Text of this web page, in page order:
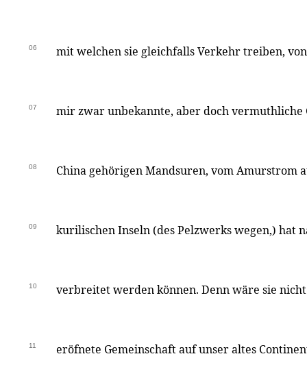
06 mit welchen sie gleichfalls Verkehr treiben,
07 mir zwar unbekannte, aber doch vermuthliche
08 China gehörigen Mandsuren, vom Amurstrom
09 kurilischen Inseln (des Pelzwerks wegen,) hat
10 verbreitet werden können. Denn wäre sie
11 eröfnete Gemeinschaft auf unser altes